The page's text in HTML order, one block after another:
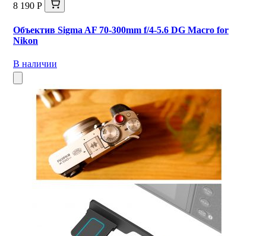
8 190 Р
Объектив Sigma AF 70-300mm f/4-5.6 DG Macro for
Nikon
В наличии